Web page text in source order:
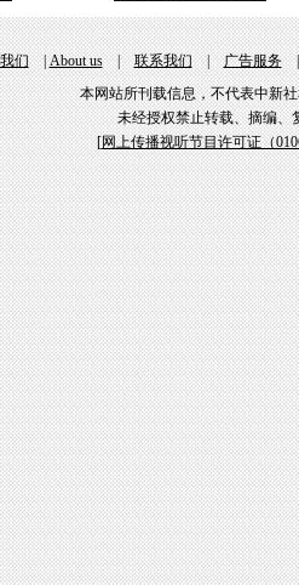
们|About us|联系我们|广告服务
本网站所刊载信息，不代表中新
未经授权禁止转载、摘编、
[网上传播视听节目许可证（